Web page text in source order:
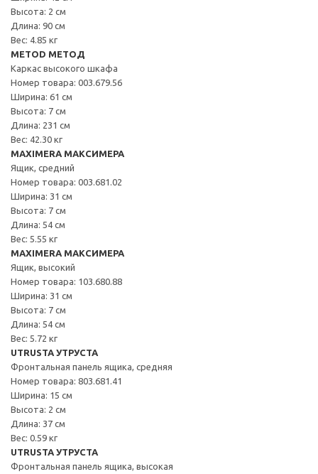
Высота: 2 см
Длина: 90 см
Вес: 4.85 кг
METOD МЕТОД
Каркас высокого шкафа
Номер товара: 003.679.56
Ширина: 61 см
Высота: 7 см
Длина: 231 см
Вес: 42.30 кг
MAXIMERA МАКСИМЕРА
Ящик, средний
Номер товара: 003.681.02
Ширина: 31 см
Высота: 7 см
Длина: 54 см
Вес: 5.55 кг
MAXIMERA МАКСИМЕРА
Ящик, высокий
Номер товара: 103.680.88
Ширина: 31 см
Высота: 7 см
Длина: 54 см
Вес: 5.72 кг
UTRUSTA УТРУСТА
Фронтальная панель ящика, средняя
Номер товара: 803.681.41
Ширина: 15 см
Высота: 2 см
Длина: 37 см
Вес: 0.59 кг
UTRUSTA УТРУСТА
Фронтальная панель ящика, высокая